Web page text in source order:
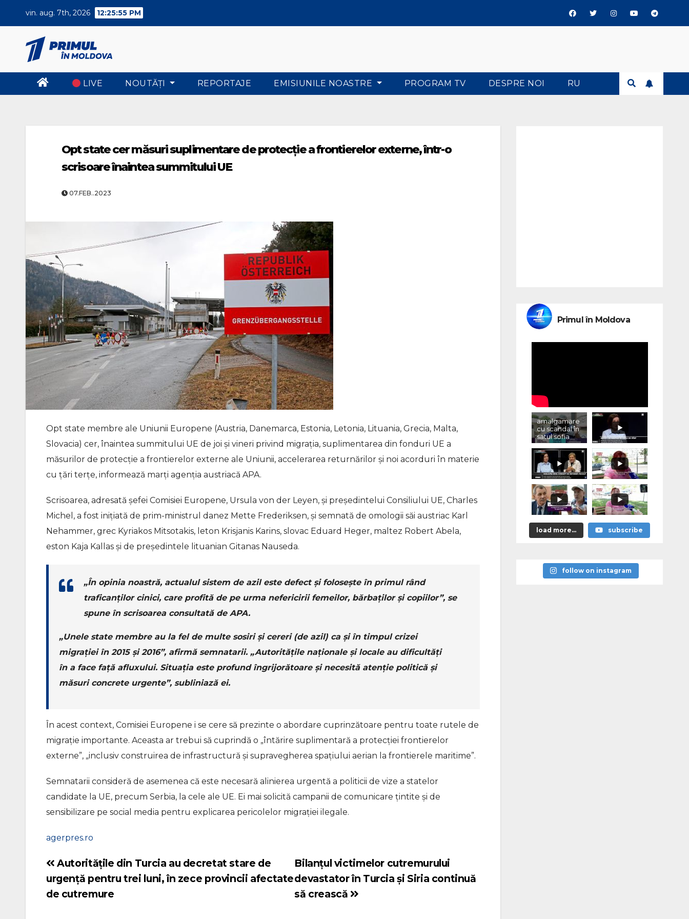
vin. aug. 7th, 2026 12:25:55 PM
LIVE NOUTĂŢI REPORTAJE EMISIUNILE NOASTRE PROGRAM TV DESPRE NOI RU
Opt state cer măsuri suplimentare de protecţie a frontierelor externe, într-o
scrisoare înaintea summitului UE
07.FEB..2023
Opt state membre ale Uniunii Europene (Austria, Danemarca, Estonia, Letonia, Lituania, Grecia, Malta,
Slovacia) cer, înaintea summitului UE de joi şi vineri privind migraţia, suplimentarea din fonduri UE a
măsurilor de protecţie a frontierelor externe ale Uniunii, accelerarea returnărilor şi noi acorduri în materie
cu ţări terţe, informează marţi agenţia austriacă APA.
Scrisoarea, adresată şefei Comisiei Europene, Ursula von der Leyen, şi preşedintelui Consiliului UE, Charles
Michel, a fost iniţiată de prim-ministrul danez Mette Frederiksen, şi semnată de omologii săi austriac Karl
Nehammer, grec Kyriakos Mitsotakis, leton Krisjanis Karins, slovac Eduard Heger, maltez Robert Abela,
eston Kaja Kallas şi de preşedintele lituanian Gitanas Nauseda.
„În opinia noastră, actualul sistem de azil este defect şi foloseşte în primul rând
traficanţilor cinici, care profită de pe urma nefericirii femeilor, bărbaţilor şi copiilor”, se
spune în scrisoarea consultată de APA.
„Unele state membre au la fel de multe sosiri şi cereri (de azil) ca şi în timpul crizei
migraţiei în 2015 şi 2016”, afirmă semnatarii. „Autorităţile naţionale şi locale au dificultăţi
în a face faţă afluxului. Situaţia este profund îngrijorătoare şi necesită atenţie politică şi
măsuri concrete urgente”, subliniază ei.
În acest context, Comisiei Europene i se cere să prezinte o abordare cuprinzătoare pentru toate rutele de
migraţie importante. Aceasta ar trebui să cuprindă o „întărire suplimentară a protecţiei frontierelor
externe”, „inclusiv construirea de infrastructură şi supravegherea spaţiului aerian la frontierele maritime”.
Semnatarii consideră de asemenea că este necesară alinierea urgentă a politicii de vize a statelor
candidate la UE, precum Serbia, la cele ale UE. Ei mai solicită campanii de comunicare ţintite şi de
sensibilizare pe social media pentru explicarea pericolelor migraţiei ilegale.
agerpres.ro
Navigare
în
Bilanțul victimelor cutremurului
devastator în Turcia și Siria continuă
să crească
Autoritățile din Turcia au decretat stare de
urgență pentru trei luni, în zece provincii afectate
de cutremure
Primul în Moldova
amalgamare
cu scandal în
satul sofia
load more... subscribe
follow on instagram